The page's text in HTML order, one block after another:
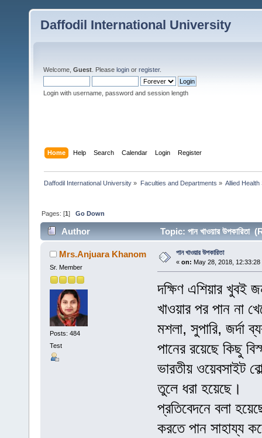
Daffodil International University
Welcome, Guest . Please login or register.
Login with username, password and session length
Home Help Search Calendar Login Register
Daffodil International University » Faculties and Departments » Allied Health
Pages: [1]Go Down
Author Topic: পান খাওয়ার
Mrs.Anjuara Khanom
Sr. Member
Posts: 484
Test
পান খাওয়ার উপকারিতা
« on: May 28, 2018, 12:33:28
দক্ষিণ এশিয়ার খুবই
খাওয়ার পর পান না
মশলা, সুপারি, জর্দা
পানের রয়েছে কিছু
ভারতীয় ওয়েবসাইট
তুলে ধরা হয়েছে।
প্রতিবেদনে বলা
করতে পান সাহায্য